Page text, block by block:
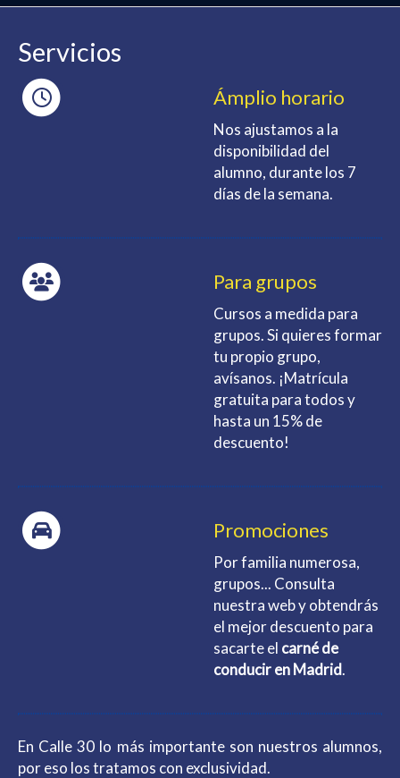
Servicios
Ámplio horario
Nos ajustamos a la
disponibilidad del
alumno, durante los 7
días de la semana.
Para grupos
Cursos a medida para
grupos. Si quieres formar
tu propio grupo,
avísanos. ¡Matrícula
gratuita para todos y
hasta un 15% de
descuento!
Promociones
Por familia numerosa,
grupos... Consulta
nuestra web y obtendrás
el mejor descuento para
sacarte el carné de
conducir en Madrid.
En Calle 30 lo más importante son nuestros alumnos,
por eso los tratamos con exclusividad.